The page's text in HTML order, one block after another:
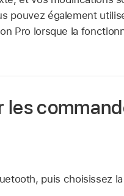
pouvez également
Pro lorsque la
les
puis choisissez